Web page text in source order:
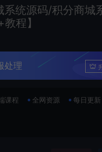
系统源码/积分商城
程】
处理
课程 全网资源 每日更新